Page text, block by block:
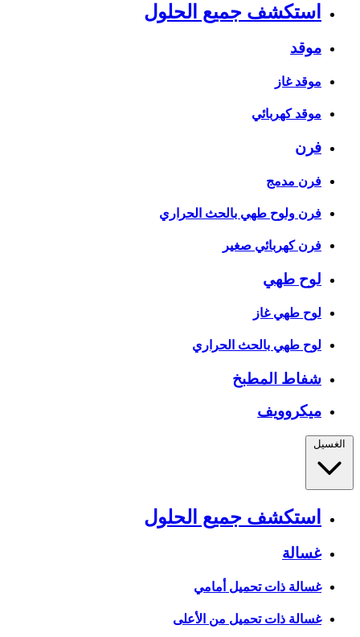
استكشف جميع الحلول
موقد
موقد غاز
موقد كهربائي
فرن
فرن مدمج
فرن ولوح طهي بالحث الحراري
فرن كهربائي صغير
لوح طهي
لوح طهي غاز
لوح طهي بالحث الحراري
شفاط المطبخ
ميكروويف
الغسيل
استكشف جميع الحلول
غسالة
غسالة ذات تحميل أمامي
غسالة ذات تحميل من الأعلى